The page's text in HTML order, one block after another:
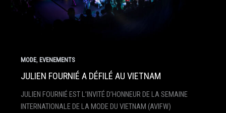
MODE, EVENEMENTS
JULIEN FOURNIÉ A DÉFILÉ AU VIETNAM
JULIEN FOURNIÉ EST L’INVITÉ D’HONNEUR DE LA SEMAINE
INTERNATIONALE DE LA MODE DU VIETNAM (AVIFW)